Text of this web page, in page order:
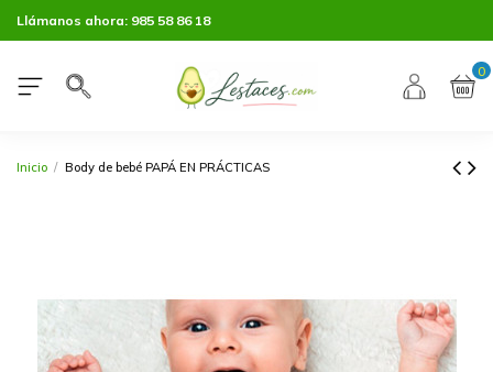
Llámanos ahora: 985 58 86 18
0
Inicio Body de bebé PAPÁ EN PRÁCTICAS